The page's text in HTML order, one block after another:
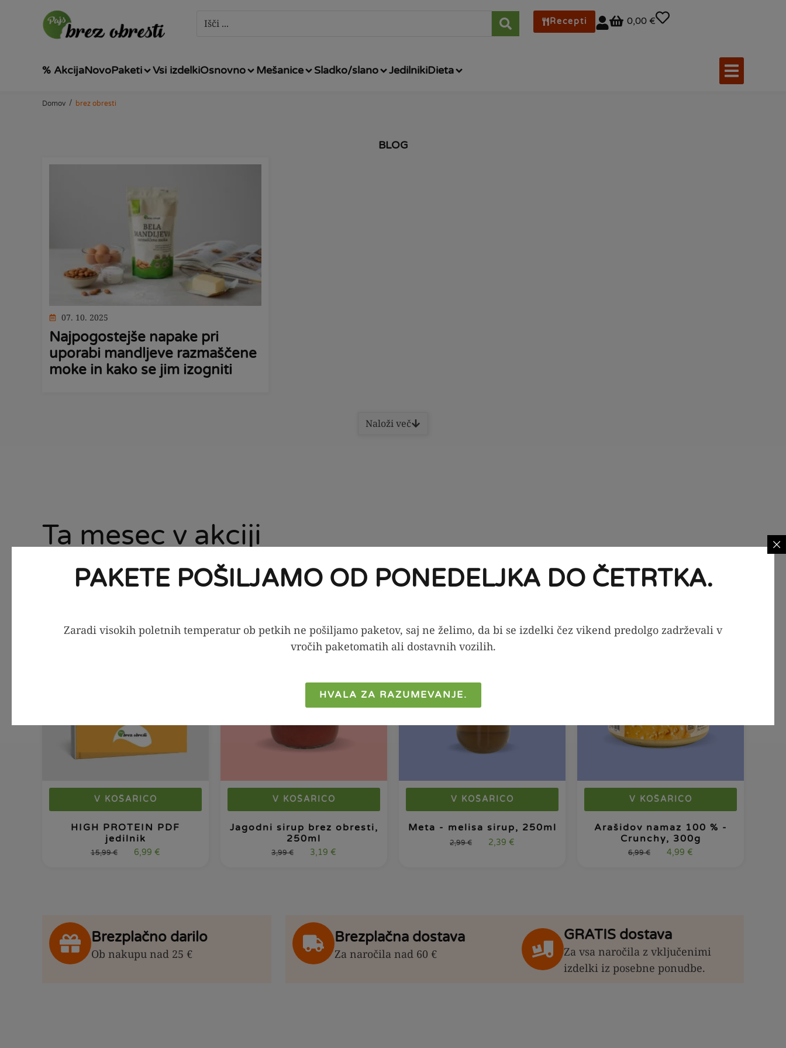
Recepti 0,00 €
% AkcijaNovoPaketi Vsi izdelkiOsnovno Mešanice Sladko/slano JedilnikiDieta
Domov / brez obresti
BLOG
07. 10. 2025
Najpogostejše napake pri
uporabi mandljeve razmaščene
moke in kako se jim izogniti
Naloži več
Ta mesec v akciji
-56%
PDF jedilnik
V KOŠARICO
HIGH PROTEIN PDF
jedilnik
15,99€ 6,99 €
-20%
SEZONSKA PONUDBA!
V KOŠARICO
Jagodni sirup brez obresti,
250ml
3,99€ 3,19 €
-20%
SEZONSKA PONUDBA!
V KOŠARICO
Meta - melisa sirup, 250ml
2,99€ 2,39 €
V KOŠARICO
Arašidov namaz 100 % -
Crunchy, 300g
6,99€ 4,99 €
Brezplačno darilo
Ob nakupu nad 25 €
Brezplačna dostava
Za naročila nad 60 €
GRATIS dostava
Za vsa naročila z vključenimi
izdelki iz posebne ponudbe.
PAKETE POŠILJAMO OD PONEDELJKA DO ČETRTKA.
Zaradi visokih poletnih temperatur ob petkih ne pošiljamo paketov, saj ne želimo, da bi se izdelki čez vikend predolgo zadrževali v
vročih paketomatih ali dostavnih vozilih.
HVALA ZA RAZUMEVANJE.